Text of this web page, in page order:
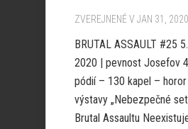
ZVEREJNENÉ V JAN 31, 2020
BRUTAL ASSAULT #25
2020 | pevnost Josefov
pódií – 130 kapel –
výstavy „Nebezpečné
Brutal Assaultu